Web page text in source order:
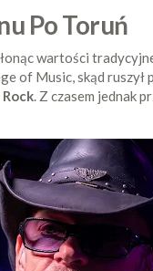
Po Toruń
wartości
of Music, skąd ruszył
. Z czasem jednak